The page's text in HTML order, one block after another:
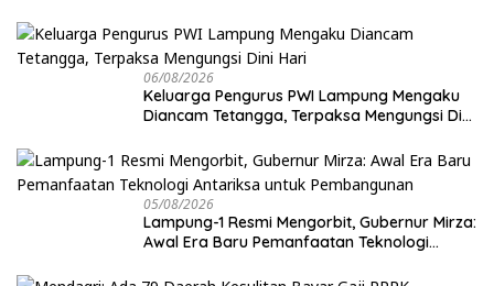
Kosong dan Lahan Kosong, Dinas PKPCK
Disorot
06/08/2026
Keluarga Pengurus PWI Lampung Mengaku
Diancam Tetangga, Terpaksa Mengungsi Dini
05/08/2026
Lampung-1 Resmi Mengorbit, Gubernur Mirza:
Awal Era Baru Pemanfaatan Teknologi